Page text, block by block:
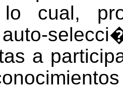
lo cual,
a